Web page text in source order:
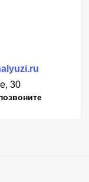
30